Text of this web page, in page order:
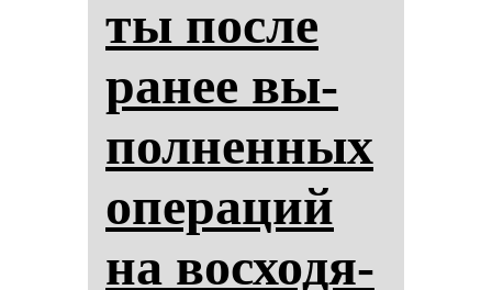
ты пос­ле
ра­нее вы­
пол­нен­ных
опе­ра­ций
на вос­хо­дя­